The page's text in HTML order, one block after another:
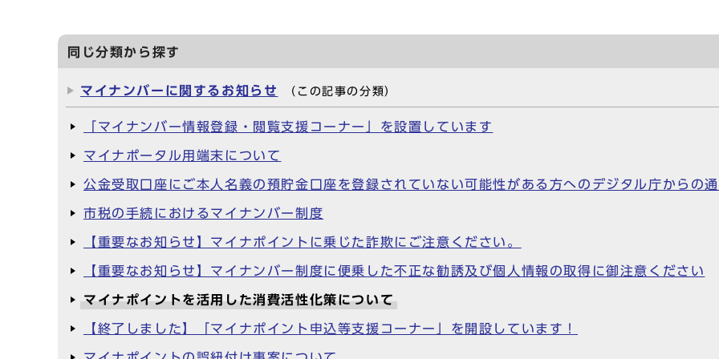
同じ分類から探す
マイナンバーに関するお知らせ （この記事の分類）
「マイナンバー情報登録・閲覧支援コーナー」を設置しています
マイナポータル用端末について
公金受取口座にご本人名義の預貯金口座を登録されていない可能性がある方へのデジタル庁からの
市税の手続におけるマイナンバー制度
【重要なお知らせ】マイナポイントに乗じた詐欺にご注意ください。
【重要なお知らせ】マイナンバー制度に便乗した不正な勧誘及び個人情報の取得に御注意ください
マイナポイントを活用した消費活性化策について
【終了しました】「マイナポイント申込等支援コーナー」を開設しています！